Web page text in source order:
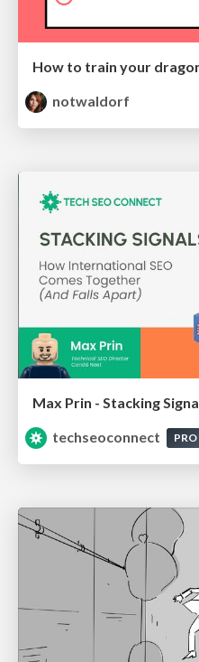
How to train your
notwaldorf
techseoconnect
PRO